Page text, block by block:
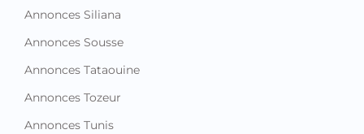
Annonces Siliana
Annonces Sousse
Annonces Tataouine
Annonces Tozeur
Annonces Tunis